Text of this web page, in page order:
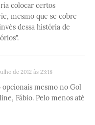
colocar certos
mesmo que se cobre
dessa história de
de 2012 às 23:18
opcionais mesmo no Gol
Fábio. Pelo menos até